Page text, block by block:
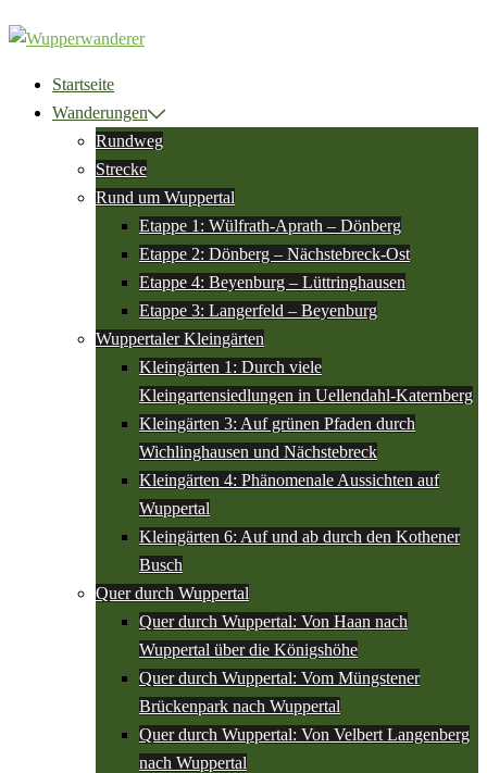
Zum
Inhalt
springenStartseite
Wanderungen
Rundweg
Strecke
Rund um Wuppertal
Etappe 1: Wülfrath-Aprath – Dönberg
Etappe 2: Dönberg – Nächstebreck-Ost
Etappe 4: Beyenburg – Lüttringhausen
Etappe 3: Langerfeld – Beyenburg
Wuppertaler Kleingärten
Kleingärten 1: Durch viele
Kleingartensiedlungen in Uellendahl-Katernberg
Kleingärten 3: Auf grünen Pfaden durch
Wichlinghausen und Nächstebreck
Kleingärten 4: Phänomenale Aussichten auf
Wuppertal
Kleingärten 6: Auf und ab durch den Kothener
Busch
Quer durch Wuppertal
Quer durch Wuppertal: Von Haan nach
Wuppertal über die Königshöhe
Quer durch Wuppertal: Vom Müngstener
Brückenpark nach Wuppertal
Quer durch Wuppertal: Von Velbert Langenberg
nach Wuppertal